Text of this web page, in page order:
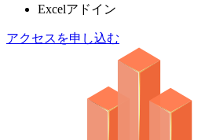
Excelアドイン
アクセスを申し込む